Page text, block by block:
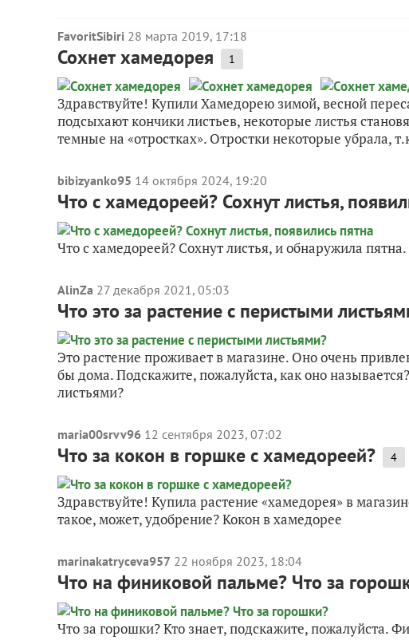
FavoritSibiri 28 марта 2019, 17:18
Сохнет хамедорея 1
Здравствуйте! Купили Хамедорею зимой, весной
подсыхают кончики листьев, некоторые листья
темные на «отростках». Отростки некоторые убрала,
bibizyanko95 14 октября 2024, 19:20
Что с хамедореей? Сохнут листья,
Что с хамедореей? Сохнут листья, и обнаружила пятна.
AlinZa 27 декабря 2021, 05:03
Что это за растение с перистыми
Это растение проживает в магазине. Оно очень
бы дома. Подскажите, пожалуйста, как оно
листьями?
maria00srvv96 12 сентября 2023, 07:02
Что за кокон в горшке с хамедореей? 4
Здравствуйте! Купила растение «хамедорея» в
такое, может, удобрение? Кокон в хамедорее
marinakatryceva957 22 ноября 2023, 18:04
Что на финиковой пальме? Что за
Что за горошки? Кто знает, подскажите, пожалуйста.